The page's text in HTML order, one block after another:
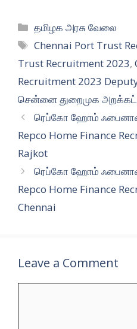
Categories
தமிழக அரசு வேலை
Tags
Chennai Port Trust
Trust Recruitment 2023,
Recruitment 2023
சென்னை துறைமுக
ரெப்கோ ஹோம்
Repco Home Finance
Rajkot
ரெப்கோ ஹோம்
Repco Home Finance
Chennai
Leave a Comment